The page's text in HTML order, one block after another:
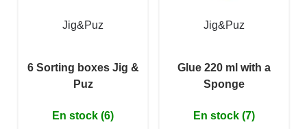
Jig&Puz
6 Sorting boxes Jig &
Puz
En stock (6)
Jig&Puz
Glue 220 ml with a
Sponge
En stock (7)